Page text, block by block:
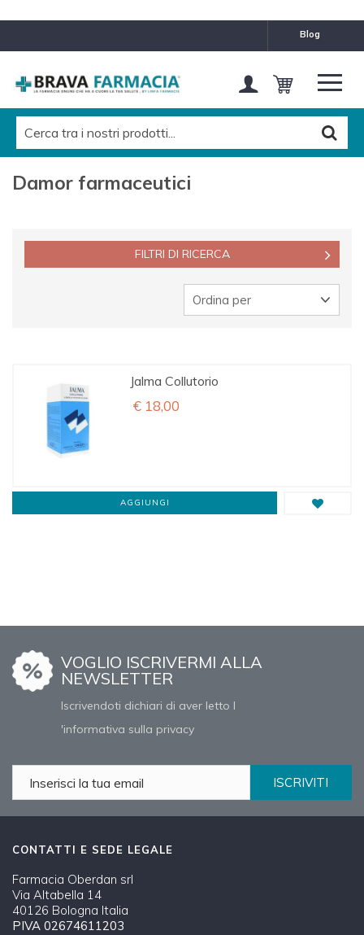
blog
MARCHE
CATEGORIES LEVEL 1
CATEGORIES LEVEL 2
CATEGORIES LEVEL 3
Damor farmaceutici
FILTRI DI RICERCA
Ordina per
Jalma Collutorio
€ 18,00
AGGIUNGI
VOGLIO ISCRIVERMI ALLA
NEWSLETTER
Iscrivendoti dichiari di aver letto l
'informativa sulla privacy
ISCRIVITI
CONTATTI E SEDE LEGALE
Farmacia Oberdan srl
Via Altabella 14
40126 Bologna Italia
PIVA 02674611203